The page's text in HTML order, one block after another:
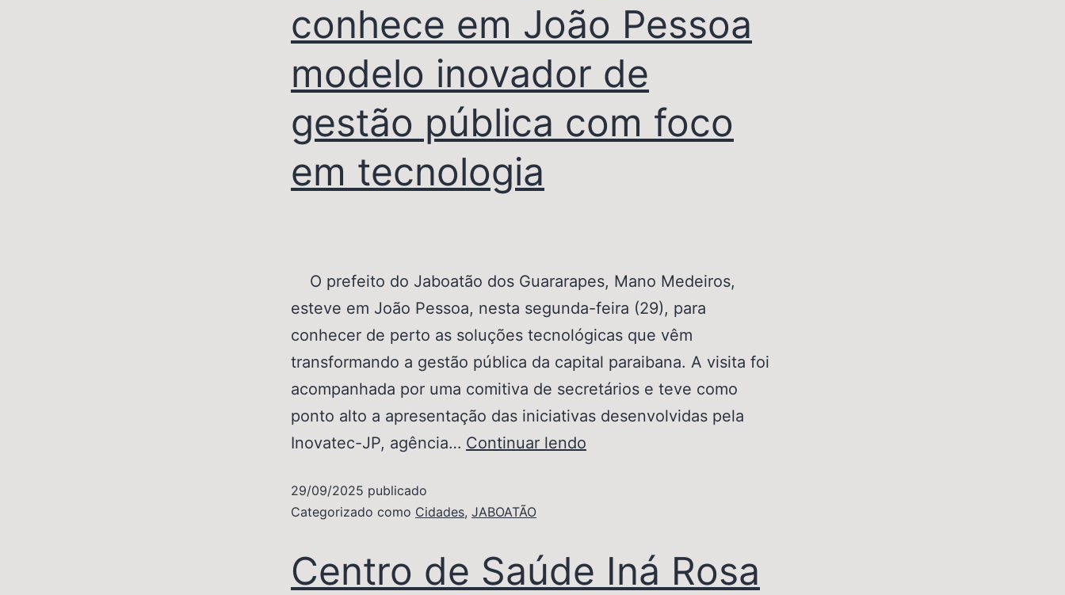
conhece em João Pessoa
modelo inovador de
gestão pública com foco
em tecnologia
O prefeito do Jaboatão dos Guararapes, Mano Medeiros,
esteve em João Pessoa, nesta segunda-feira (29), para
conhecer de perto as soluções tecnológicas que vêm
transformando a gestão pública da capital paraibana. A visita foi
acompanhada por uma comitiva de secretários e teve como
ponto alto a apresentação das iniciativas desenvolvidas pela
Inovatec-JP, agência… Continuar lendo
29/09/2025 publicado
Categorizado como Cidades, JABOATÃO
Centro de Saúde Iná Rosa